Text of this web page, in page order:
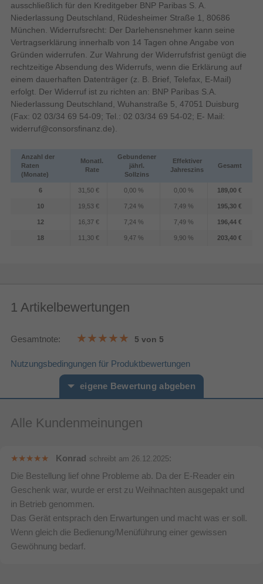
Gewicht 214 g
Höhe 176,7 mm
Breite 127,5 mm
Tiefe 7,8 mm
Speicher
Interne Speicherkapazität
Speicherkapazität
Jahr der Einführung 2024
Garantiezeit 1 Jahr(e)
Verpackungsinhalt
USB Typ-C
ausschließlich für den Kreditgeber BNP Paribas S. A.
Niederlassung Deutschland, Rüdesheimer Straße 1, 80686
München. Widerrufsrecht: Der Darlehensnehmer kann seine
Vertragserklärung innerhalb von 14 Tagen ohne Angabe von
Gründen widerrufen. Zur Wahrung der Widerrufsfrist genügt die
rechtzeitige Absendung des Widerrufs, wenn die Erklärung auf
einem dauerhaften Datenträger (z. B. Brief, Telefax, E-Mail)
erfolgt. Der Widerruf ist zu richten an: BNP Paribas S.A.
Niederlassung Deutschland, Wuhanstraße 5, 47051 Duisburg
(Fax: 02 03/34 69 54-09; Tel.: 02 03/34 69 54-02; E- Mail:
widerruf@consorsfinanz.de).
Anzahl der
Raten
(Monate)
Monatl.
Rate
Gebundener
jährl.
Sollzins
Effektiver
Jahreszins
Gesamt
6 31,50 € 0,00 % 0,00 % 189,00 €
10 19,53 € 7,24 % 7,49 % 195,30 €
12 16,37 € 7,24 % 7,49 % 196,44 €
18 11,30 € 9,47 % 9,90 % 203,40 €
1 Artikelbewertungen
Gesamtnote: 5 von 5
Nutzungsbedingungen für Produktbewertungen
eigene Bewertung abgeben
Vorname* Nachname*
Bitte mindestens 20 Wörter eingeben
Ihr Kommentar*
Alle Kundenmeinungen
Konrad schreibt am 26.12.2025:
Die Bestellung lief ohne Probleme ab. Da der E-Reader ein
Geschenk war, wurde er erst zu Weihnachten ausgepakt und
in Betrieb genommen.
Das Gerät entsprach den Erwartungen und macht was er soll.
Wenn gleich die Bedienung/Menüführung einer gewissen
Gewöhnung bedarf.